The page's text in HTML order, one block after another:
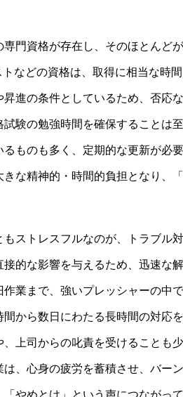
門資格が存在し、そのほとんど
などの資格は、取得に相当な時間
進の条件としているため、否応
験の勉強時間を確保することは至
ものも多く、定期的な更新が必要
な精神的・時間的負担となり、
ストレスフルなのが、トラブル対
的な影響を与えるため、迅速な
作業まで、強いプレッシャーの中
から数日にわたる長時間の対応
上司からの叱責を受けることも
、心身の疲労を蓄積させ、バー
やめとけ」という声につながって